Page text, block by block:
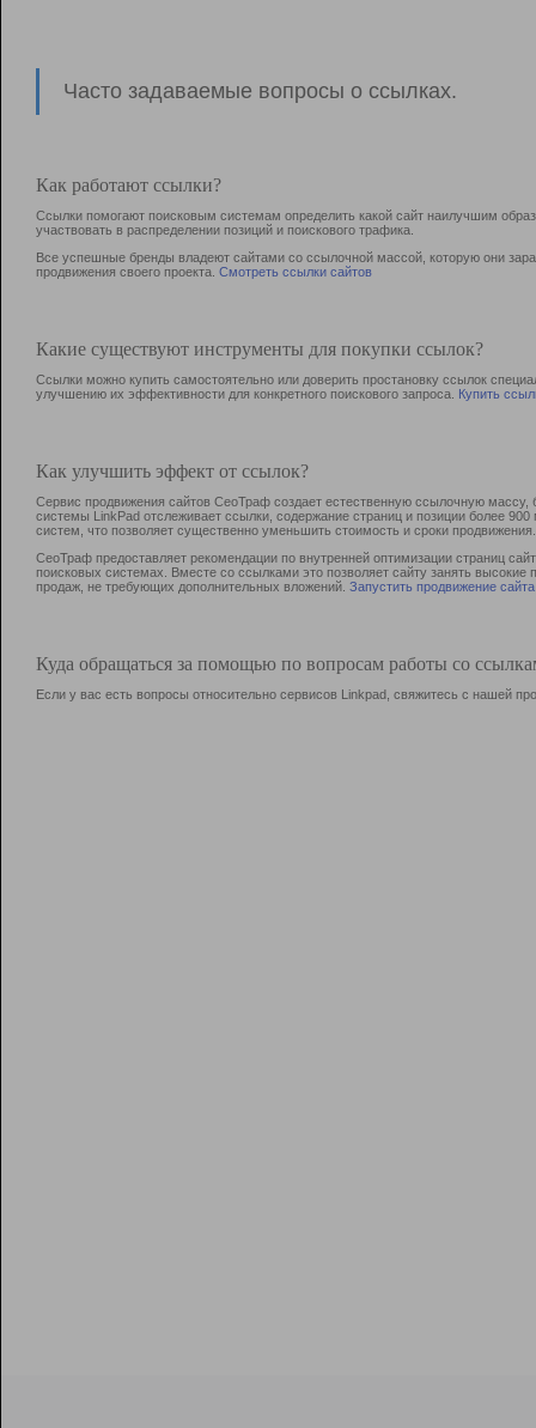
Часто задаваемые вопросы о ссылках.
Как работают ссылки?
Ссылки помогают поисковым системам определить какой сайт наилучшим
участвовать в раcпределении позиций и поискового трафика.
Все успешные бренды владеют сайтами со ссылочной массой, которую они
продвижения своего проекта. Смотреть ссылки сайтов
Какие существуют инструменты для покупки ссылок?
Ссылки можно купить самостоятельно или доверить простановку ссылок
улучшению их эффективности для конкретного поискового запроса. Купить
Как улучшить эффект от ссылок?
Сервис продвижения сайтов СеоТраф создает естественную ссылочную
системы LinkPad отслеживает ссылки, содержание страниц и позиции более
систем, что позволяет существенно уменьшить стоимость и сроки продвижения.
СеоТраф предоставляет рекомендации по внутренней оптимизации страниц
поисковых системах. Вместе со ссылками это позволяет сайту занять
продаж, не требующих дополнительных вложений. Запустить продвижение сайта
Куда обращаться за помощью по вопросам работы со
Если у вас есть вопросы относительно сервисов Linkpad, свяжитесь с нашей